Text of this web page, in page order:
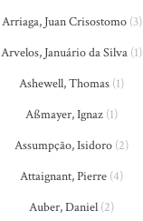
Arriaga, Juan Crisostomo(3)
Arvelos, Januário da Silva (1)
Ashewell, Thomas (1)
Aßmayer, Ignaz (1)
Assumpção, Isidoro (2)
Attaignant, Pierre (4)
Auber, Daniel (2)